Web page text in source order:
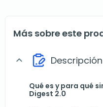
Más sobre este
expand_more Descripción
Qué es y para qué
Digest 2.0